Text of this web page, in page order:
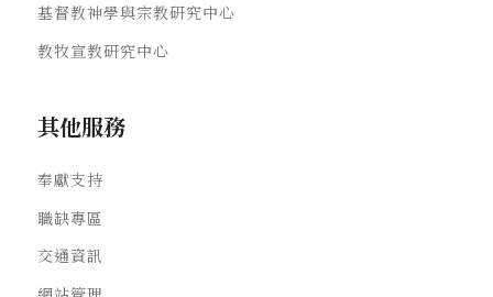
基督教神學與宗教研究中心
教牧宣教研究中心
其他服務
奉獻支持
職缺專區
交通資訊